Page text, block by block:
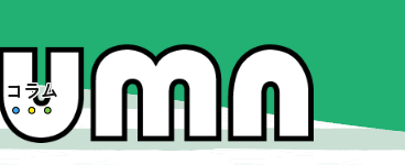
コラム